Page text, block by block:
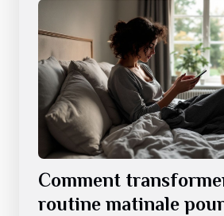
Comment
routine matinale